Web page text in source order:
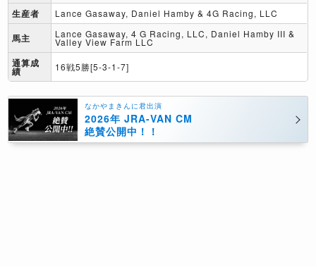
生産者 Lance Gasaway, Daniel Hamby & 4G Racing, LLC
馬主 Lance Gasaway, 4 G Racing, LLC, Daniel Hamby III &
Valley View Farm LLC
通算成
績 16戦5勝[5-3-1-7]
なかやまきんに君出演
2026年 JRA-VAN CM
絶賛公開中！！